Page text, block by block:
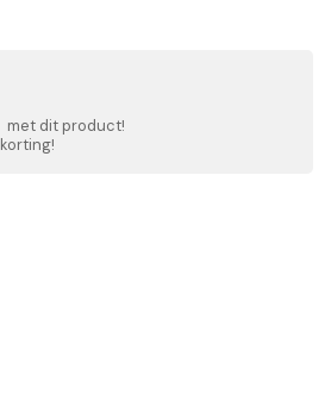
met dit product!
korting!